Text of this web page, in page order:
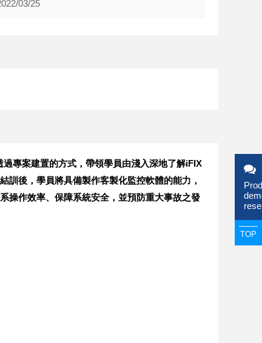
03/25
專案建置的方式，帶領學員由淺入深地了解iFIX
訓後，學員將具備製作客製化監控軟體的能力，
操作效率、保障系統安全，並預防重大事故之發
TOP